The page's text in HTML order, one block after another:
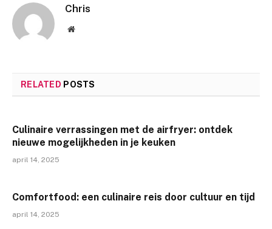
Chris
Website
RELATED POSTS
Culinaire verrassingen met de airfryer: ontdek
nieuwe mogelijkheden in je keuken
april 14, 2025
Comfortfood: een culinaire reis door cultuur en tijd
april 14, 2025